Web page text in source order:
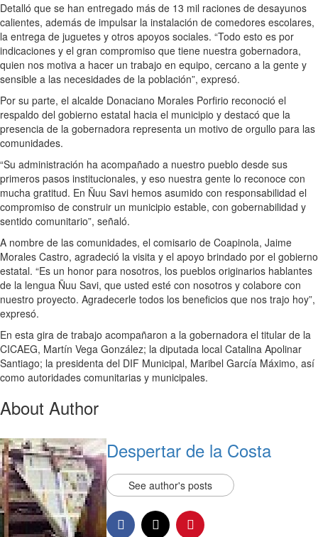
Detalló que se han entregado más de 13 mil raciones de desayunos
calientes, además de impulsar la instalación de comedores escolares,
la entrega de juguetes y otros apoyos sociales. “Todo esto es por
indicaciones y el gran compromiso que tiene nuestra gobernadora,
quien nos motiva a hacer un trabajo en equipo, cercano a la gente y
sensible a las necesidades de la población”, expresó.
Por su parte, el alcalde Donaciano Morales Porfirio reconoció el
respaldo del gobierno estatal hacia el municipio y destacó que la
presencia de la gobernadora representa un motivo de orgullo para las
comunidades.
“Su administración ha acompañado a nuestro pueblo desde sus
primeros pasos institucionales, y eso nuestra gente lo reconoce con
mucha gratitud. En Ñuu Savi hemos asumido con responsabilidad el
compromiso de construir un municipio estable, con gobernabilidad y
sentido comunitario”, señaló.
A nombre de las comunidades, el comisario de Coapinola, Jaime
Morales Castro, agradeció la visita y el apoyo brindado por el gobierno
estatal. “Es un honor para nosotros, los pueblos originarios hablantes
de la lengua Ñuu Savi, que usted esté con nosotros y colabore con
nuestro proyecto. Agradecerle todos los beneficios que nos trajo hoy”,
expresó.
En esta gira de trabajo acompañaron a la gobernadora el titular de la
CICAEG, Martín Vega González; la diputada local Catalina Apolinar
Santiago; la presidenta del DIF Municipal, Maribel García Máximo, así
como autoridades comunitarias y municipales.
About Author
Despertar de la Costa
See author's posts